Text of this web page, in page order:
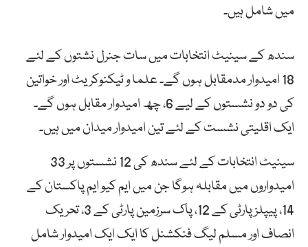
میں شامل ہیں۔
سندھ کے سینیٹ انتخابات میں سات جنرل نشتوں کے لئے
18 امیدوار مدمقابل ہوں گے۔ علما و ٹیکنوکریٹ اور خواتین
کی دو دو نشستوں کے لیے 6، چھ امیدوار مقابل ہوں گے۔
ایک اقلیتی نشست کے لئے تین امیدوار میدان میں ہیں۔
سینیٹ انتخابات کے لئے سندھ کی 12 نشستوں پر 33
امیدواروں میں مقابلہ ہوگا جن میں ایم کیو ایم پاکستان کے
14، پیپلز پارٹی کے 12، پاک سرزمین پارٹی کے 3، تحریک
انصاف اور مسلم لیگ فنکشنل کا ایک ایک امیدوار شامل